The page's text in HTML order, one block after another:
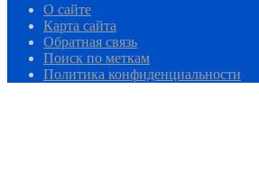
О сайте
Карта сайта
Обратная связь
Поиск по меткам
Политика конфиденциальности